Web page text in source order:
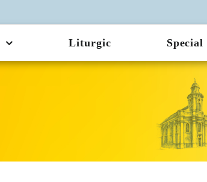
Liturgic Special